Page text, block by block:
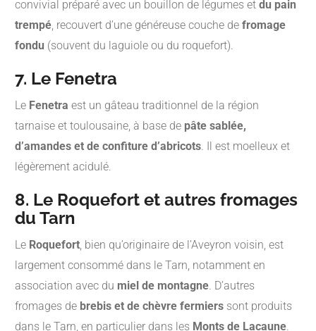
convivial préparé avec un bouillon de légumes et du pain
trempé , recouvert d’une généreuse couche de fromage
fondu (souvent du laguiole ou du roquefort).
7. Le Fenetra
Le Fenetra est un gâteau traditionnel de la région
tarnaise et toulousaine, à base de pâte sablée,
d’amandes et de confiture d’abricots . Il est moelleux et
légèrement acidulé.
8. Le Roquefort et autres fromages
du Tarn
Le Roquefort , bien qu’originaire de l’Aveyron voisin, est
largement consommé dans le Tarn, notamment en
association avec du miel de montagne . D’autres
fromages de brebis et de chèvre fermiers sont produits
dans le Tarn, en particulier dans les Monts de Lacaune